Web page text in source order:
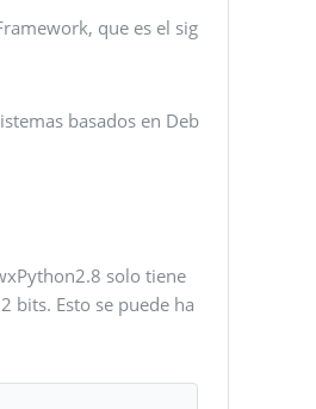
que es el sig
basados ​​en Deb
solo tiene
bits. Esto se puede ha